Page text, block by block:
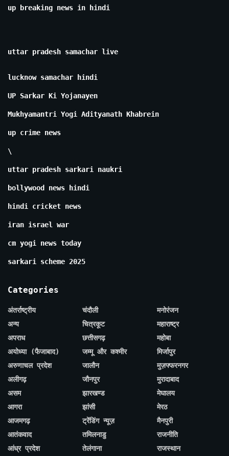
up breaking news in hindi
uttar pradesh samachar live
lucknow samachar hindi
UP Sarkar Ki Yojanayen
Mukhyamantri Yogi Adityanath Khabrein
up crime news
\
uttar pradesh sarkari naukri
bollywood news hindi
hindi cricket news
iran israel war
cm yogi news today
sarkari scheme 2025
Categories
अंतर्राष्ट्रीय
अन्य
अपराध
अयोध्या (फैजाबाद)
अरुणाचल प्रदेश
अलीगढ़
असम
आगरा
आजमगढ़
आतंकवाद
आंध्र प्रदेश
चंदौली
चित्रकूट
छत्तीसगढ़
जम्मू और कश्मीर
जालौन
जौनपुर
झारखण्ड
झांसी
ट्रेंडिंग न्यूज़
तमिलनाडु
तेलंगाना
मनोरंजन
महाराष्ट्र
महोबा
मिर्जापुर
मुज़फ्फरनगर
मुरादाबाद
मेघालय
मेरठ
मैनपुरी
राजनीति
राजस्थान